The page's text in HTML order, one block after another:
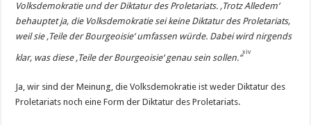
Volksdemokratie und der Diktatur des Proletariats. ‚Trotz Alledem‘
behauptet ja, die Volksdemokratie sei keine Diktatur des Proletariats,
weil sie ‚Teile der Bourgeoisie‘ umfassen würde. Dabei wird nirgends
klar, was diese ‚Teile der Bourgeoisie‘ genau sein sollen.“
xiv
Ja, wir sind der Meinung, die Volksdemokratie ist weder Diktatur des
Proletariats noch eine Form der Diktatur des Proletariats.